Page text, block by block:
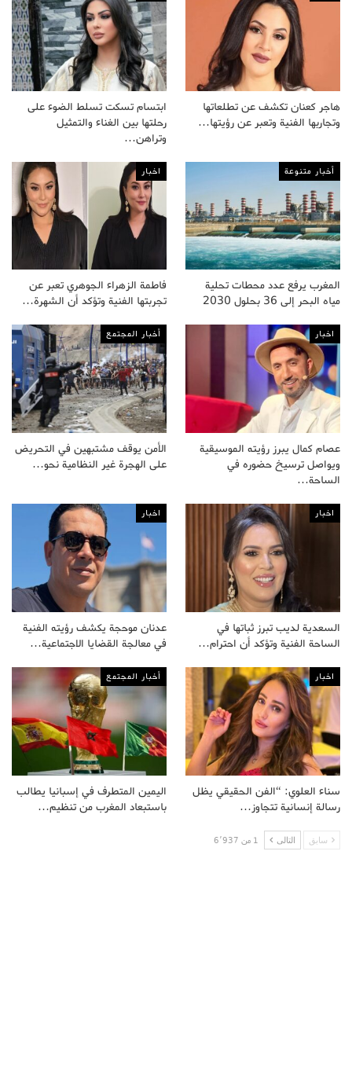
هاجر كعنان تكشف عن تطلعاتها
وتجاربها الفنية وتعبر عن رؤيتها…
ابتسام تسكت تسلط الضوء على
رحلتها بين الغناء والتمثيل
وتراهن…
أخبار متنوعة
المغرب يرفع عدد محطات تحلية
مياه البحر إلى 36 بحلول 2030
اخبار
فاطمة الزهراء الجوهري تعبر عن
تجربتها الفنية وتؤكد أن الشهرة…
اخبار
عصام كمال يبرز رؤيته الموسيقية
ويواصل ترسيخ حضوره في
الساحة…
أخبار المجتمع
الأمن يوقف مشتبهين في التحريض
على الهجرة غير النظامية نحو…
اخبار
السعدية لديب تبرز ثباتها في
الساحة الفنية وتؤكد أن احترام…
اخبار
عدنان موحجة يكشف رؤيته الفنية
في معالجة القضايا الاجتماعية…
اخبار
سناء العلوي: “الفن الحقيقي يظل
رسالة إنسانية تتجاوز…
أخبار المجتمع
اليمين المتطرف في إسبانيا يطالب
باستبعاد المغرب من تنظيم…
سابق التالى 1 من 6٬937